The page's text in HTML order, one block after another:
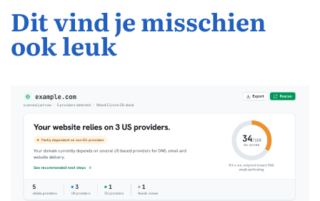
Dit vind je misschien
ook leuk